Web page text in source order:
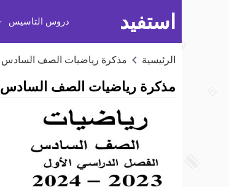
استفيد دروس التاسيس
الرئيسية مذكرة رياضيات الصف السادس
مذكرة رياضيات الصف السادس